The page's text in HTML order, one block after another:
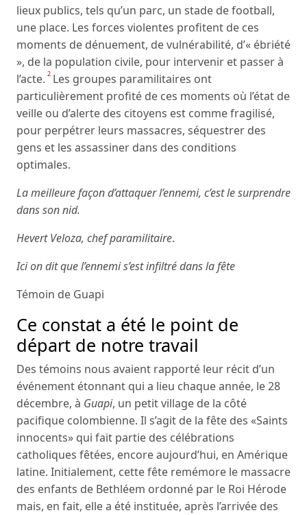
lieux publics, tels qu’un parc, un stade de football,
une place. Les forces violentes profitent de ces
moments de dénuement, de vulnérabilité, d’« ébriété
», de la population civile, pour intervenir et passer à
l’acte. 2 Les groupes paramilitaires ont
particulièrement profité de ces moments où l’état de
veille ou d’alerte des citoyens est comme fragilisé,
pour perpétrer leurs massacres, séquestrer des
gens et les assassiner dans des conditions
optimales.
La meilleure façon d’attaquer l’ennemi, c’est le surprendre
dans son nid.
Hevert Veloza, chef paramilitaire.
Ici on dit que l’ennemi s’est infiltré dans la fête
Témoin de Guapi
Ce constat a été le point de
départ de notre travail
Des témoins nous avaient rapporté leur récit d’un
événement étonnant qui a lieu chaque année, le 28
décembre, à Guapi, un petit village de la côté
pacifique colombienne. Il s’agit de la fête des «Saints
innocents» qui fait partie des célébrations
catholiques fêtées, encore aujourd’hui, en Amérique
latine. Initialement, cette fête remémore le massacre
des enfants de Bethléem ordonné par le Roi Hérode
mais, en fait, elle a été instituée, après l’arrivée des